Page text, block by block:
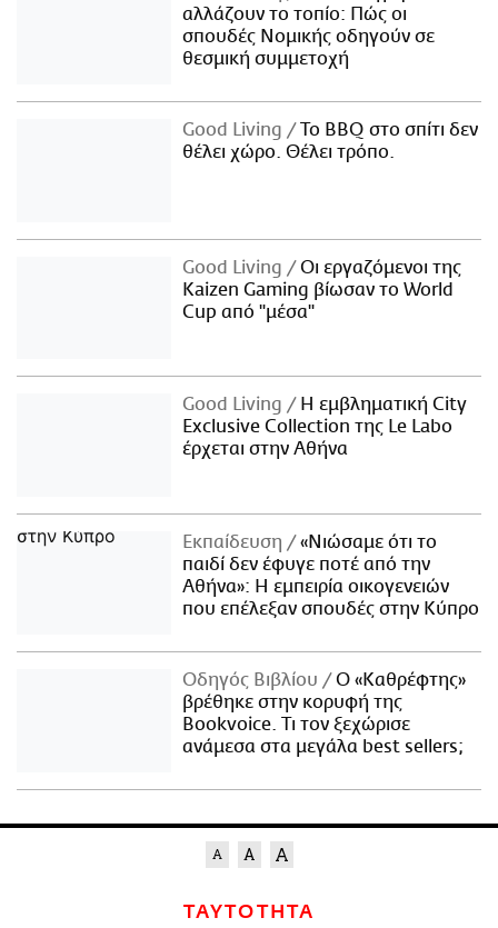
αλλάζουν το τοπίο: Πώς οι
σπουδές Νομικής οδηγούν σε
θεσμική συμμετοχή
Good Living
Το BBQ στο σπίτι δεν
θέλει χώρο. Θέλει τρόπο.
Good Living
Οι εργαζόμενοι της
Kaizen Gaming βίωσαν το World
Cup από "μέσα"
Good Living
Η εμβληματική City
Exclusive Collection της Le Labo
έρχεται στην Αθήνα
Εκπαίδευση
«Νιώσαμε ότι το
παιδί δεν έφυγε ποτέ από την
Αθήνα»: Η εμπειρία οικογενειών
που επέλεξαν σπουδές στην Κύπρο
Οδηγός Βιβλίου
Ο «Καθρέφτης»
βρέθηκε στην κορυφή της
Bookvoice. Τι τον ξεχώρισε
ανάμεσα στα μεγάλα best sellers;
ΤΑΥΤΟΤΗΤΑ